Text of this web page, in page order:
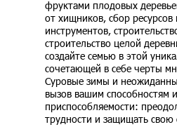
фруктами плодовых
от хищников, сбор
инструментов,
строительство целой
создайте семью в этой
сочетающей в себе черты
Суровые зимы и
вызов вашим способностям и
приспособляемости:
трудности и защищать свою